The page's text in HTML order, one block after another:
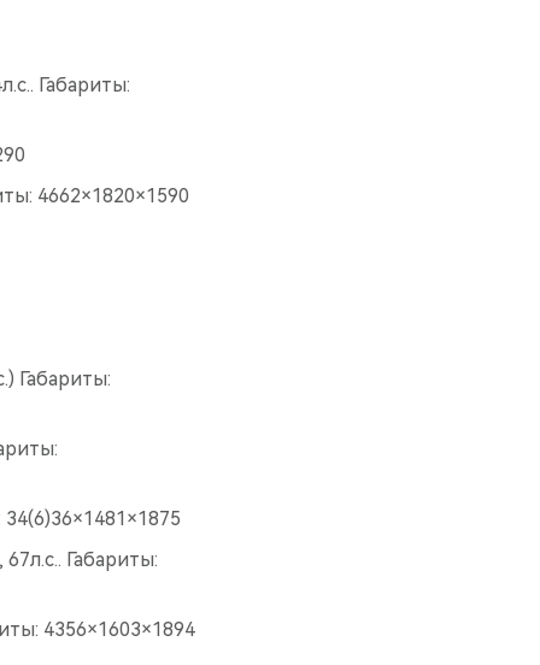
Габариты:
4662×1820×1590
Габариты:
Габариты:
4356×1603×1894